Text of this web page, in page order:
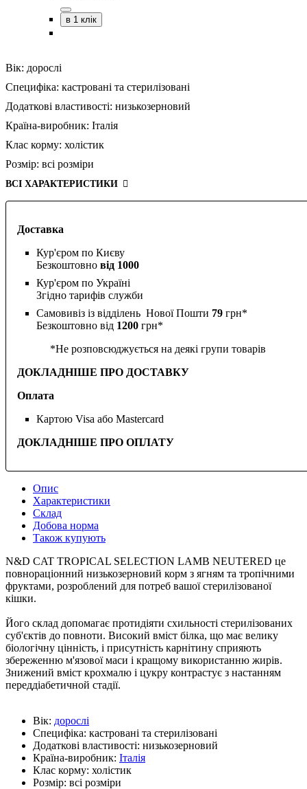
Доставка
Кур'єром по Києву
Безкоштовно від 1000
Кур'єром по Україні
Згідно тарифів служби
Самовивіз із відділень Нової Пошти 79 грн*
Безкоштовно від 1200 грн*
*Не розповсюджується на деякі групи товарів
ДОКЛАДНІШЕ ПРО ДОСТАВКУ
Оплата
Картою Visa або Mastercard
ДОКЛАДНІШЕ ПРО ОПЛАТУ
в 1 клік
Вік: дорослі
Специфіка: кастровані та стерилізовані
Додаткові властивості: низькозерновий
Країна-виробник: Італія
Клас корму: холістик
Розмір: всі розміри
ВСІ ХАРАКТЕРИСТИКИ
Опис
Характеристики
Склад
Добова норма
Також купують
N&D CAT TROPICAL SELECTION LAMB NEUTERED це
повнораціонний низькозерновий корм з ягням та тропічними
фруктами, розроблений для потреб вашої стерилізованої
кішки.
Його склад допомагає протидіяти схильності стерилізованих
суб'єктів до повноти. Високий вміст білка, що має велику
біологічну цінність, і присутність карнітину сприяють
збереженню м'язової маси і кращому використанню жирів.
Знижений вміст крохмалю і цукру контрастує з настанням
переддіабетичной стадії.
Вік: дорослі
Специфіка: кастровані та стерилізовані
Додаткові властивості: низькозерновий
Країна-виробник: Італія
Клас корму: холістик
Розмір: всі розміри